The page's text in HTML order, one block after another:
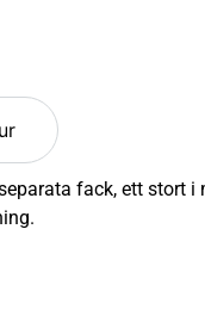
fack, ett stort i